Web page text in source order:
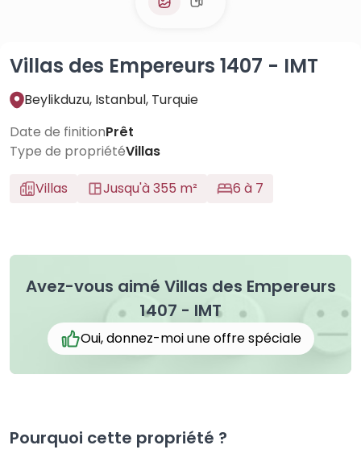
Villas des Empereurs 1407 - IMT
Beylikduzu, Istanbul, Turquie
Date de finitionPrêt
Type de propriétéVillas
Villas
Jusqu'à 355 m² 6 à 7
Avez-vous aimé Villas des Empereurs
1407 - IMT
Oui, donnez-moi une offre spéciale
Pourquoi cette propriété ?